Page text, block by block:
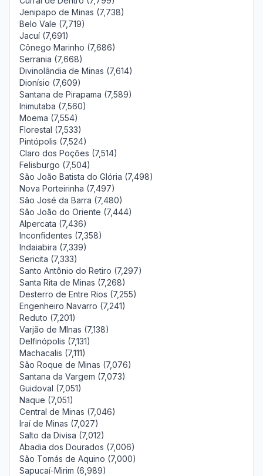
Jenipapo de Minas (7,738)
Belo Vale (7,719)
Jacuí (7,691)
Cônego Marinho (7,686)
Serrania (7,668)
Divinolândia de Minas (7,614)
Dionísio (7,609)
Santana de Pirapama (7,589)
Inimutaba (7,560)
Moema (7,554)
Florestal (7,533)
Pintópolis (7,524)
Claro dos Poções (7,514)
Felisburgo (7,504)
São João Batista do Glória (7,498)
Nova Porteirinha (7,497)
São José da Barra (7,480)
São João do Oriente (7,444)
Alpercata (7,436)
Inconfidentes (7,358)
Indaiabira (7,339)
Sericita (7,333)
Santo Antônio do Retiro (7,297)
Santa Rita de Minas (7,268)
Desterro de Entre Rios (7,255)
Engenheiro Navarro (7,241)
Reduto (7,201)
Varjão de MInas (7,138)
Delfinópolis (7,131)
Machacalis (7,111)
São Roque de Minas (7,076)
Santana da Vargem (7,073)
Guidoval (7,051)
Naque (7,051)
Central de Minas (7,046)
Iraí de Minas (7,027)
Salto da Divisa (7,012)
Abadia dos Dourados (7,006)
São Tomás de Aquino (7,000)
Sapucaí-Mirim (6,989)